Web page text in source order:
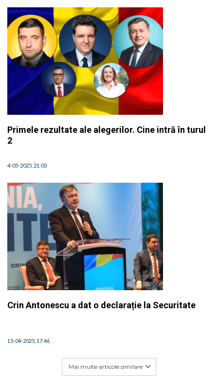
Primele rezultate ale alegerilor. Cine intră în turul
2
4-05-2025, 21:03
Crin Antonescu a dat o declarație la Securitate
15-04-2025, 17:46
Mai multe articole similare